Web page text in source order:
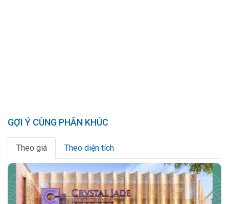
GỢI Ý CÙNG PHÂN KHÚC
Theo giá Theo diện tích